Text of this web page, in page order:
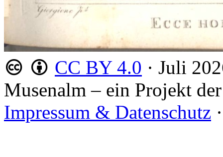
CC BY 4.0 · Juli
Musenalm – ein Projekt der
Impressum & Datenschutz ·